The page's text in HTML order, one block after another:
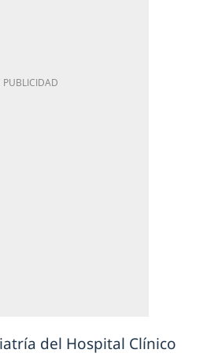
del Hospital Clínico